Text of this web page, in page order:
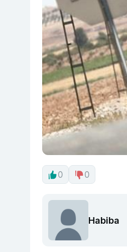
0 0
Habiba